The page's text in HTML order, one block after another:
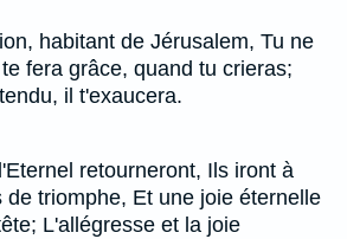
habitant de Jérusalem, Tu ne
fera grâce, quand tu crieras;
il t'exaucera.
retourneront, Ils iront à
de triomphe, Et une joie éternelle
L'allégresse et la joie